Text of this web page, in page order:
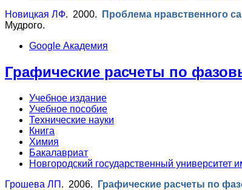
Новицкая ЛФ. 2000. Проблема нравственного
Мудрого.
Google Академия
Графические расчеты по
Учебное издание
Учебное пособие
Технические науки
Книга
Химия
Бакалавриат
Новгородский государственный университет
Грошева ЛП . 2006. Графические расчеты по